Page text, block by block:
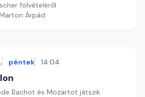
fölvételéről
Árpád
péntek 14:04
Bachot és Mozartot játszik